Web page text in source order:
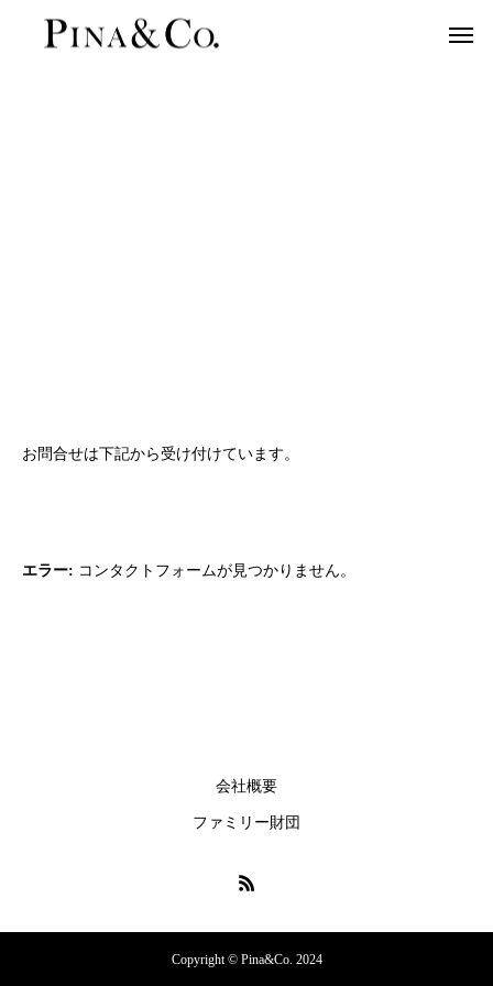
お問合せは下記から受け付けています。
エラー: コンタクトフォームが見つかりません。
会社概要
ファミリー財団
Copyright © Pina&Co. 2024